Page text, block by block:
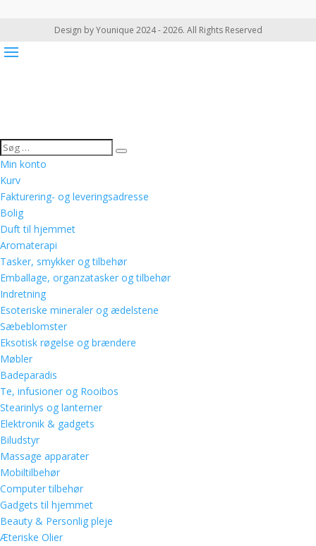
Design by Younique 2024 - 2026. All Rights Reserved
Min konto
Kurv
Fakturering- og leveringsadresse
Bolig
Duft til hjemmet
Aromaterapi
Tasker, smykker og tilbehør
Emballage, organzatasker og tilbehør
Indretning
Esoteriske mineraler og ædelstene
Sæbeblomster
Eksotisk røgelse og brændere
Møbler
Badeparadis
Te, infusioner og Rooibos
Stearinlys og lanterner
Elektronik & gadgets
Biludstyr
Massage apparater
Mobiltilbehør
Computer tilbehør
Gadgets til hjemmet
Beauty & Personlig pleje
Æteriske Olier